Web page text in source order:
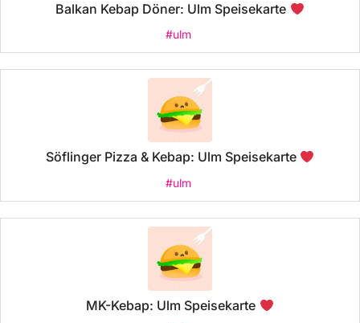
Balkan Kebap Döner: Ulm Speisekarte
#ulm
Söflinger Pizza & Kebap: Ulm Speisekarte
#ulm
MK-Kebap: Ulm Speisekarte